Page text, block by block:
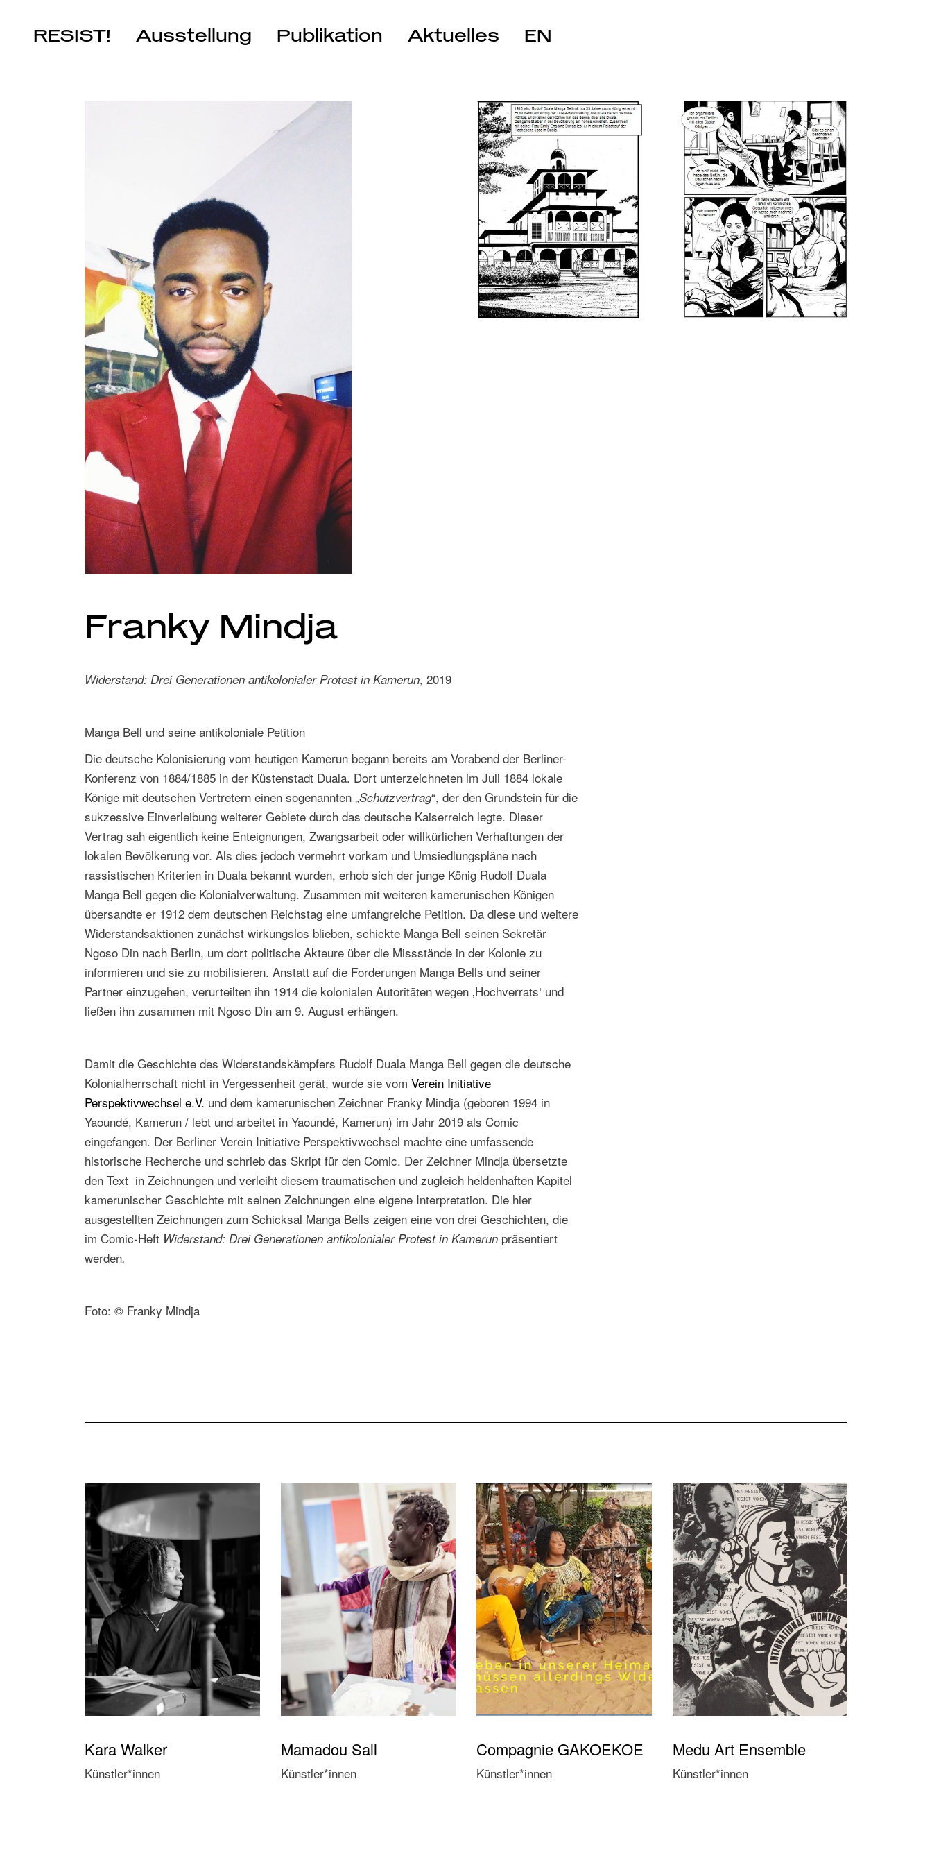
RESIST! Ausstellung Publikation Aktuelles EN
Franky Mindja
Widerstand: Drei Generationen antikolonialer Protest in Kamerun, 2019
Manga Bell und seine antikoloniale Petition
Die deutsche Kolonisierung vom heutigen Kamerun begann bereits am Vorabend der Berliner-
Konferenz von 1884/1885 in der Küstenstadt Duala. Dort unterzeichneten im Juli 1884 lokale
Könige mit deutschen Vertretern einen sogenannten „Schutzvertrag“, der den Grundstein für die
sukzessive Einverleibung weiterer Gebiete durch das deutsche Kaiserreich legte. Dieser
Vertrag sah eigentlich keine Enteignungen, Zwangsarbeit oder willkürlichen Verhaftungen der
lokalen Bevölkerung vor. Als dies jedoch vermehrt vorkam und Umsiedlungspläne nach
rassistischen Kriterien in Duala bekannt wurden, erhob sich der junge König Rudolf Duala
Manga Bell gegen die Kolonialverwaltung. Zusammen mit weiteren kamerunischen Königen
übersandte er 1912 dem deutschen Reichstag eine umfangreiche Petition. Da diese und weitere
Widerstandsaktionen zunächst wirkungslos blieben, schickte Manga Bell seinen Sekretär
Ngoso Din nach Berlin, um dort politische Akteure über die Missstände in der Kolonie zu
informieren und sie zu mobilisieren. Anstatt auf die Forderungen Manga Bells und seiner
Partner einzugehen, verurteilten ihn 1914 die kolonialen Autoritäten wegen ‚Hochverrats‘ und
ließen ihn zusammen mit Ngoso Din am 9. August erhängen.
Damit die Geschichte des Widerstandskämpfers Rudolf Duala Manga Bell gegen die deutsche
Kolonialherrschaft nicht in Vergessenheit gerät, wurde sie vom Verein Initiative
Perspektivwechsel e.V. und dem kamerunischen Zeichner Franky Mindja (geboren 1994 in
Yaoundé, Kamerun / lebt und arbeitet in Yaoundé, Kamerun) im Jahr 2019 als Comic
eingefangen. Der Berliner Verein Initiative Perspektivwechsel machte eine umfassende
historische Recherche und schrieb das Skript für den Comic. Der Zeichner Mindja übersetzte
den Text in Zeichnungen und verleiht diesem traumatischen und zugleich heldenhaften Kapitel
kamerunischer Geschichte mit seinen Zeichnungen eine eigene Interpretation. Die hier
ausgestellten Zeichnungen zum Schicksal Manga Bells zeigen eine von drei Geschichten, die
im Comic-Heft Widerstand: Drei Generationen antikolonialer Protest in Kamerun präsentiert
werden.
Foto: © Franky Mindja
Kara Walker
Künstler*innen
Mamadou Sall
Künstler*innen
Compagnie GAKOEKOE
Künstler*innen
Medu Art Ensemble
Künstler*innen